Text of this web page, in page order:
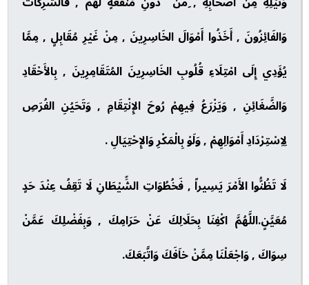
وَالفَائِزُونَ , أَخَذُوا أَمْوَالَ الخَاسِرِينَ , مِنْ غَيْرِ مُقَابِلٍ , مِمَّا
يُؤَدِي إِلَى امْتِلَاءِ قُلُوبِ الخَاسِرِينَ المُتَقَامِرِينَ , بِالأَحْقَادِ
وَالضَّغَائِنِ , وَيَزْرَعُ فِيهِمْ رُوحَ الإِنْتِقَامِ , وَتَحَيُنِ الفُرَصِ
لِاِسْتِرْدَادِ أَمْوَالِهِمْ , وَلَوْ بِالْمَكْرِ وَالإِحْتِيَالِ .
لَا تَظُنُّوا الأَمْرَ يَسِيراً , فَخُطُوَاتِ الشِّيْطَانِ لَا تَقِفُ عِنْدَ حَدٍ
مُعَيَّنٍ.اللَّهُمَّ اكْفِنَا بِحَلَالِكَ عَنْ حَرَامِكَ , وَبِفَضْلِكَ عَمَّنْ
سِوَاكَ , وَاجْعَلْنَا مِمَّنْ خاَفَكَ وَاتَّبَعَكَ.